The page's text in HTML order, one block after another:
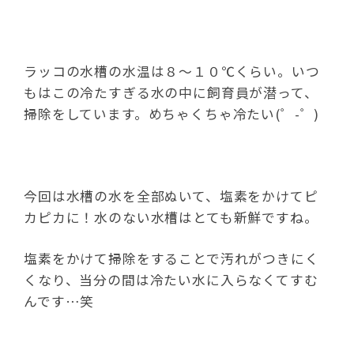
ラッコの水槽の水温は８～１０℃くらい。いつ
もはこの冷たすぎる水の中に飼育員が潜って、
掃除をしています。めちゃくちゃ冷たい(゜-゜)
今回は水槽の水を全部ぬいて、塩素をかけてピ
カピカに！水のない水槽はとても新鮮ですね。
塩素をかけて掃除をすることで汚れがつきにく
くなり、当分の間は冷たい水に入らなくてすむ
んです…笑